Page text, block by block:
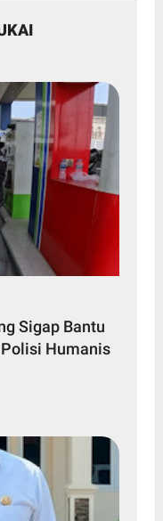
Sigap Bantu
Humanis